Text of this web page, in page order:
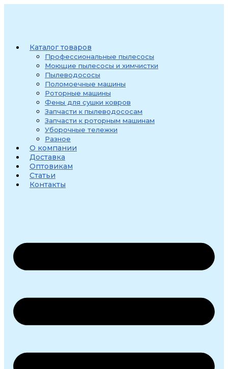
Каталог товаров
Профессиональные пылесосы
Моющие пылесосы и химчистки
Пылеводососы
Поломоечные машины
Роторные машины
Фены для сушки ковров
Запчасти к пылеводососам
Запчасти к роторным машинам
Уборочные тележки
Разное
О компании
Доставка
Оптовикам
Статьи
Контакты